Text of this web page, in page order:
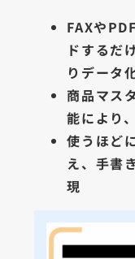
FAXや
ドするだ
りデータ
商品マス
能により
使うほど
え、手書
現